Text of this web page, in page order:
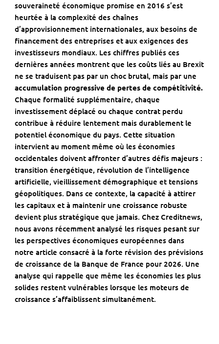
souveraineté économique promise en 2016 s’est
heurtée à la complexité des chaînes
d’approvisionnement internationales, aux besoins de
financement des entreprises et aux exigences des
investisseurs mondiaux. Les chiffres publiés ces
dernières années montrent que les coûts liés au Brexit
ne se traduisent pas par un choc brutal, mais par une
accumulation progressive de pertes de compétitivité.
Chaque formalité supplémentaire, chaque
investissement déplacé ou chaque contrat perdu
contribue à réduire lentement mais durablement le
potentiel économique du pays. Cette situation
intervient au moment même où les économies
occidentales doivent affronter d’autres défis majeurs :
transition énergétique, révolution de l’intelligence
artificielle, vieillissement démographique et tensions
géopolitiques. Dans ce contexte, la capacité à attirer
les capitaux et à maintenir une croissance robuste
devient plus stratégique que jamais. Chez Creditnews,
nous avons récemment analysé les risques pesant sur
les perspectives économiques européennes dans
notre article consacré à la forte révision des prévisions
de croissance de la Banque de France pour 2026. Une
analyse qui rappelle que même les économies les plus
solides restent vulnérables lorsque les moteurs de
croissance s’affaiblissent simultanément.